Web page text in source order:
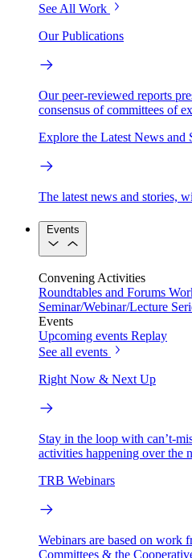
See All Work
Our Publications
Our peer-reviewed reports
consensus of committees of
Explore the Latest News and
The latest news and stories,
Events
Convening Activities
Roundtables and Forums
Seminar/Webinar/Lecture
Events
Upcoming events Replay
See all events
Right Now & Next Up
Stay in the loop with can’t-
activities happening over the
TRB Webinars
Webinars are based on work
Committees & the